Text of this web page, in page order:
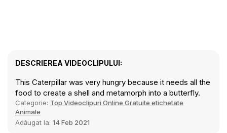
DESCRIEREA VIDEOCLIPULUI:
This Caterpillar was very hungry because it needs all the
food to create a shell and metamorph into a butterfly.
Categorie: Top Videoclipuri Online Gratuite etichetate
Animale
Adăugat la: 14 Feb 2021